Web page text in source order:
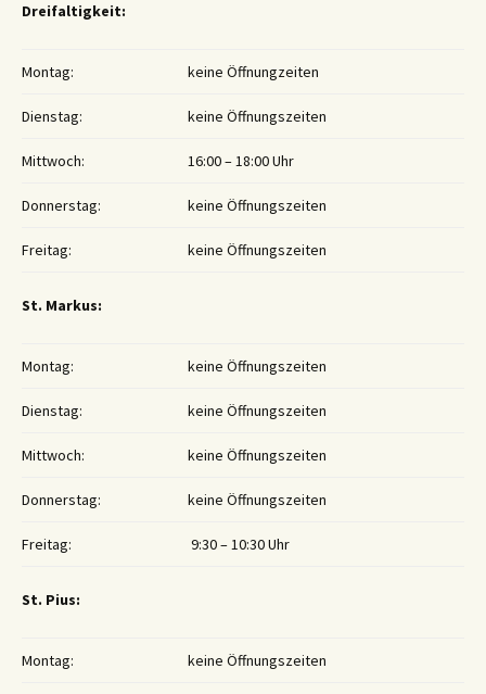
Dreifaltigkeit:
Montag: keine Öffnungzeiten
Dienstag: keine Öffnungszeiten
Mittwoch: 16:00 – 18:00 Uhr
Donnerstag: keine Öffnungszeiten
Freitag: keine Öffnungszeiten
St. Markus:
Montag: keine Öffnungszeiten
Dienstag: keine Öffnungszeiten
Mittwoch: keine Öffnungszeiten
Donnerstag: keine Öffnungszeiten
Freitag: 9:30 – 10:30 Uhr
St. Pius:
Montag: keine Öffnungszeiten